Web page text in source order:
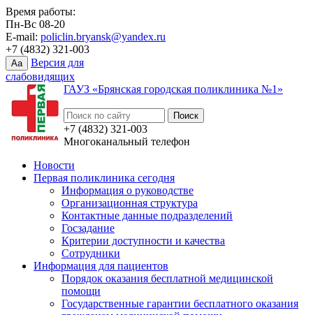
Время работы:
Пн-Вс 08-20
E-mail: policlin.bryansk@yandex.ru
+7 (4832) 321-003
Aa
Версия для
слабовидящих
ГАУЗ «Брянская городская поликлиника №1»
+7 (4832) 321-003
Многоканальный телефон
Новости
Первая поликлиника сегодня
Информация о руководстве
Организационная структура
Контактные данные подразделений
Госзадание
Критерии доступности и качества
Сотрудники
Информация для пациентов
Порядок оказания бесплатной медицинской
помощи
Государственные гарантии бесплатного оказания